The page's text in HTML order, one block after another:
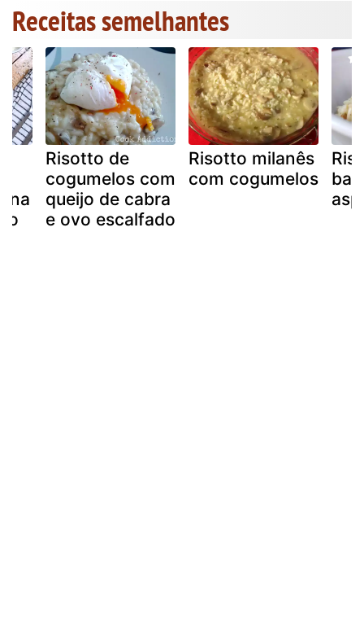
Receitas semelhantes
na
Risotto de
cogumelos com
queijo de cabra
e ovo escalfado
Risotto milanês
com cogumelos